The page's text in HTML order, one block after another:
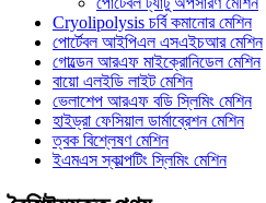
Cryolipolysis চর্বি কমানোর মেশিন
পোর্টেবল আইপিএল এসএইচআর মেশিন
গোল্ডেন আরএফ মাইক্রোনিডেল মেশিন
বায়ো এলইডি লাইট মেশিন
ভেলাশেপ আরএফ বডি স্লিমিং মেশিন
হাইড্রা ফেসিয়াল ডার্মাব্রেশন মেশিন
ত্বক বিশ্লেষণ মেশিন
ইএমএস স্কাল্পটিং স্লিমিং মেশিন